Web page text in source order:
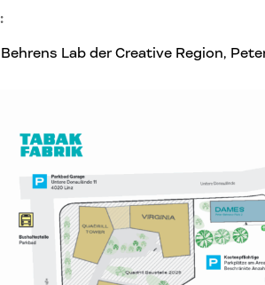
Behrens Lab der Creative Region,